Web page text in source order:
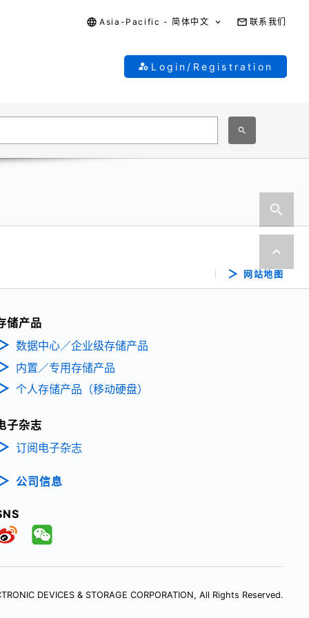
Asia-Pacific - 简体中文 联系我们
Login/Registration
网站地图
储产品
数据中心／企业级存储产品
内置／专用存储产品
个人存储产品（移动硬盘）
子杂志
订阅电子杂志
公司信息
DEVICES & STORAGE CORPORATION, All Rights Reserved.